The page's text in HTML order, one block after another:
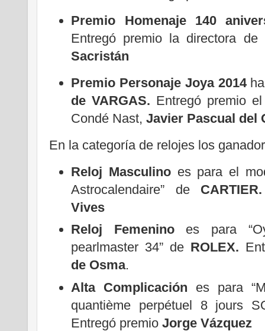
Premio Homenaje 140
Entregó premio la directora
Sacristán
Premio Personaje Joya 2014
de VARGAS. Entregó premio
Condé Nast,Javier Pascual del
En la categoría de relojes los
Reloj Masculino es para el
Astrocalendaire” de
Vives
Reloj Femenino es para
pearlmaster 34” de ROLEX.
de Osma.
Alta Complicación es para
quantième perpétuel 8 jours
Entregó premioJorge Vázquez